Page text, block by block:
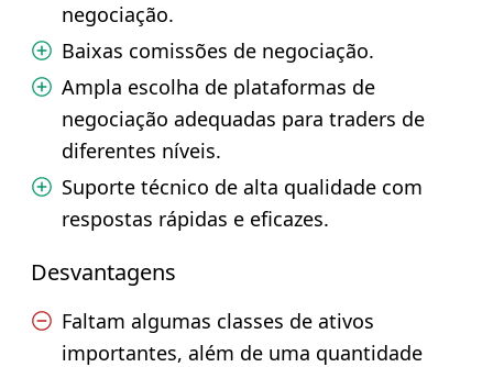
negociação.
Baixas comissões de negociação.
Ampla escolha de plataformas de
negociação adequadas para traders de
diferentes níveis.
Suporte técnico de alta qualidade com
respostas rápidas e eficazes.
Desvantagens
Faltam algumas classes de ativos
importantes, além de uma quantidade